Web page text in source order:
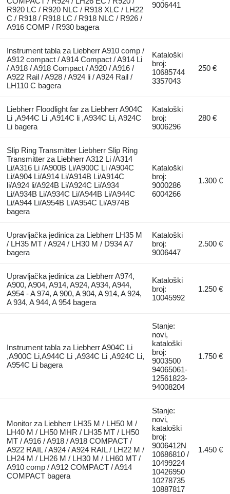
R920 LC / R920 NLC / R918 XLC / LH22
C / R918 / R918 LC / R918 NLC / R926 /
A916 COMP / R930 bagera
9006441
Instrument tabla za Liebherr A910 comp /
A912 compact / A914 Compact / A914 Li
/ A918 / A918 Compact / A920 / A916 /
A922 Rail / A928 / A924 li / A924 Rail /
LH110 C bagera
Kataloški
broj:
10685744
3357043
250 €
Liebherr Floodlight far za Liebherr A904C
Li ,A944C Li ,A914C li ,A934C Li, A924C
Li bagera
Kataloški
broj:
9006296
280 €
Slip Ring Transmitter Liebherr Slip Ring
Transmitter za Liebherr A312 Li /A314
Li/A316 Li /A900B Li/A900C Li /A904C
Li/A904 Li/A914 Li/A914B Li/A914C
li/A924 li/A924B Li/A924C Li/A934
Li/A934B Li/A934C Li/A944B Li/A944C
Li/A944 Li/A954B Li/A954C Li/A974B
bagera
Kataloški
broj:
9000286
6004266
1.300 €
Upravljačka jedinica za Liebherr LH35 M
/ LH35 MT / A924 / LH30 M / D934 A7
bagera
Kataloški
broj:
9006447
2.500 €
Upravljačka jedinica za Liebherr A974,
A900, A904, A914, A924, A934, A944,
A954 - A 974, A 900, A 904, A 914, A 924,
A 934, A 944, A 954 bagera
Kataloški
broj:
10045992
1.250 €
Instrument tabla za Liebherr A904C Li
,A900C Li,A944C Li ,A934C Li ,A924C Li,
A954C Li bagera
Stanje:
novi,
kataloški
broj:
9003500
94065061-
12561823-
94008204
1.750 €
Monitor za Liebherr LH35 M / LH50 M /
LH40 M / LH50 MHR / LH35 MT / LH50
MT / A916 / A918 / A918 COMPACT /
A922 RAIL / A924 / A924 RAIL / LH22 M /
LH24 M / LH26 M / LH30 M / LH60 MT /
A910 comp / A912 COMPACT / A914
COMPACT bagera
Stanje:
novi,
kataloški
broj:
9006412N
10686810 /
10499224
10426950
10278735
10887817
1.450 €